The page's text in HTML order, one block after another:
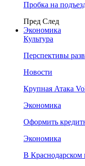
Пробка на
Пред След
Экономика
Культура
Перспективы
Новости
Крупная Атака
Экономика
Оформить
Экономика
В Краснодарском